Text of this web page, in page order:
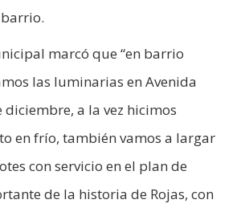
marcó que “en barrio
las luminarias en Avenida
diciembre, a la vez hicimos
en frío, también vamos a largar
con servicio en el plan de
de la historia de Rojas, con